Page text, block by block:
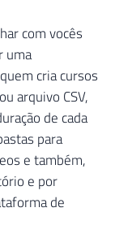
com vocês
uma
cria cursos
arquivo CSV,
de cada
para
e também,
e por
de